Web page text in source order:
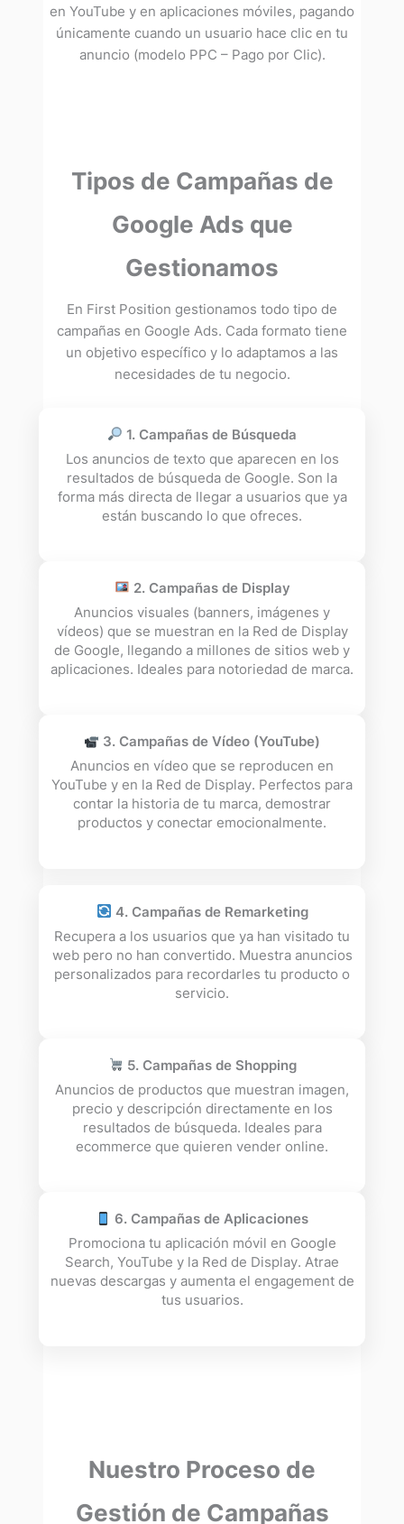
en YouTube y en aplicaciones móviles, pagando
únicamente cuando un usuario hace clic en tu
anuncio (modelo PPC – Pago por Clic).
Tipos de Campañas de
Google Ads que
Gestionamos
En First Position gestionamos todo tipo de
campañas en Google Ads. Cada formato tiene
un objetivo específico y lo adaptamos a las
necesidades de tu negocio.
1. Campañas de Búsqueda
Los anuncios de texto que aparecen en los
resultados de búsqueda de Google. Son la
forma más directa de llegar a usuarios que ya
están buscando lo que ofreces.
2. Campañas de Display
Anuncios visuales (banners, imágenes y
vídeos) que se muestran en la Red de Display
de Google, llegando a millones de sitios web y
aplicaciones. Ideales para notoriedad de marca.
3. Campañas de Vídeo (YouTube)
Anuncios en vídeo que se reproducen en
YouTube y en la Red de Display. Perfectos para
contar la historia de tu marca, demostrar
productos y conectar emocionalmente.
4. Campañas de Remarketing
Recupera a los usuarios que ya han visitado tu
web pero no han convertido. Muestra anuncios
personalizados para recordarles tu producto o
servicio.
5. Campañas de Shopping
Anuncios de productos que muestran imagen,
precio y descripción directamente en los
resultados de búsqueda. Ideales para
ecommerce que quieren vender online.
6. Campañas de Aplicaciones
Promociona tu aplicación móvil en Google
Search, YouTube y la Red de Display. Atrae
nuevas descargas y aumenta el engagement de
tus usuarios.
Nuestro Proceso de
Gestión de Campañas